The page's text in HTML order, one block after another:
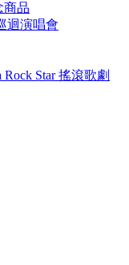
商品
迴演唱會
Star 搖滾歌劇